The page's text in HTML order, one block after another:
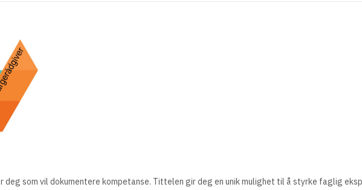
som vil dokumentere kompetanse. Tittelen gir deg en unik mulighet til å styrke faglig